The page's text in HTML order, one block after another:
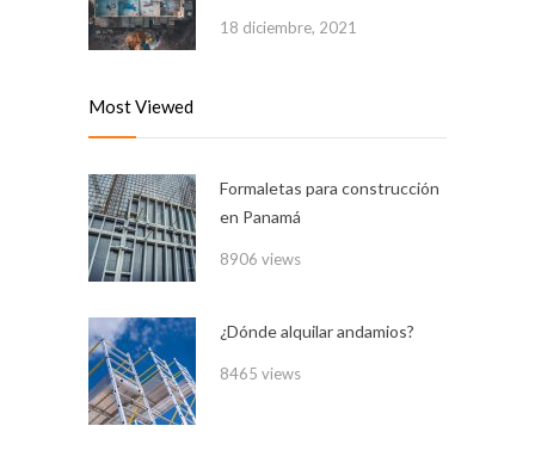
18 diciembre, 2021
Most Viewed
Formaletas para construcción
en Panamá
8906 views
¿Dónde alquilar andamios?
8465 views